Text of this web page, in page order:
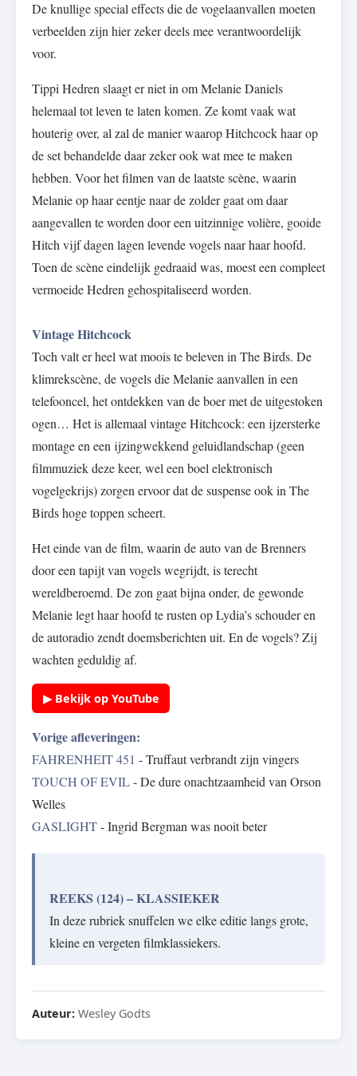
De knullige special effects die de vogelaanvallen moeten
verbeelden zijn hier zeker deels mee verantwoordelijk
voor.
Tippi Hedren slaagt er niet in om Melanie Daniels
helemaal tot leven te laten komen. Ze komt vaak wat
houterig over, al zal de manier waarop Hitchcock haar op
de set behandelde daar zeker ook wat mee te maken
hebben. Voor het filmen van de laatste scène, waarin
Melanie op haar eentje naar de zolder gaat om daar
aangevallen te worden door een uitzinnige volière, gooide
Hitch vijf dagen lagen levende vogels naar haar hoofd.
Toen de scène eindelijk gedraaid was, moest een compleet
vermoeide Hedren gehospitaliseerd worden.
Vintage Hitchcock
Toch valt er heel wat moois te beleven in The Birds. De
klimrekscène, de vogels die Melanie aanvallen in een
telefooncel, het ontdekken van de boer met de uitgestoken
ogen… Het is allemaal vintage Hitchcock: een ijzersterke
montage en een ijzingwekkend geluidlandschap (geen
filmmuziek deze keer, wel een boel elektronisch
vogelgekrijs) zorgen ervoor dat de suspense ook in The
Birds hoge toppen scheert.
Het einde van de film, waarin de auto van de Brenners
door een tapijt van vogels wegrijdt, is terecht
wereldberoemd. De zon gaat bijna onder, de gewonde
Melanie legt haar hoofd te rusten op Lydia’s schouder en
de autoradio zendt doemsberichten uit. En de vogels? Zij
wachten geduldig af.
▶ Bekijk op YouTube
Vorige afleveringen:
FAHRENHEIT 451 - Truffaut verbrandt zijn vingers
TOUCH OF EVIL- De dure onachtzaamheid van Orson
Welles
GASLIGHT- Ingrid Bergman was nooit beter
REEKS (124) – KLASSIEKER
In deze rubriek snuffelen we elke editie langs grote,
kleine en vergeten filmklassiekers.
Auteur: Wesley Godts